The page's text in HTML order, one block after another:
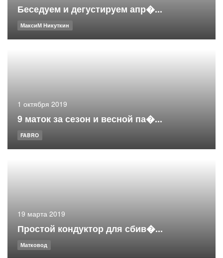
Беседуем и дегустируем апр�...
МаксиМ Никуткин
1 октября 2019
9 маток за сезон и весной па�...
FABRO
19 марта 2019
Простой кондуктор для сбив�...
Матковод